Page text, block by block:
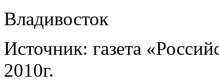
Владивосток
Источник: газета
2010г.